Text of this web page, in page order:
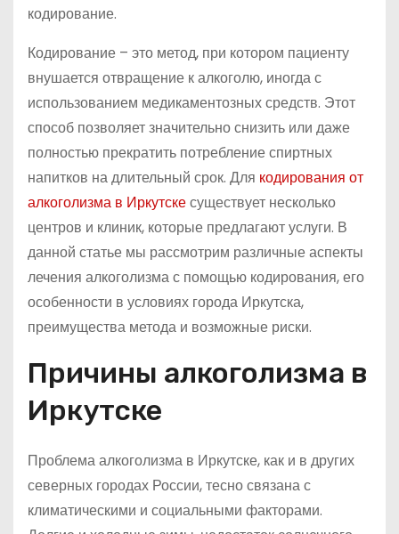
кодирование.
Кодирование – это метод, при котором пациенту
внушается отвращение к алкоголю, иногда с
использованием медикаментозных средств. Этот
способ позволяет значительно снизить или даже
полностью прекратить потребление спиртных
напитков на длительный срок. Для кодирования от
алкоголизма в Иркутскесуществует несколько
центров и клиник, которые предлагают услуги. В
данной статье мы рассмотрим различные аспекты
лечения алкоголизма с помощью кодирования, его
особенности в условиях города Иркутска,
преимущества метода и возможные риски.
Причины алкоголизма в
Иркутске
Проблема алкоголизма в Иркутске, как и в других
северных городах России, тесно связана с
климатическими и социальными факторами.